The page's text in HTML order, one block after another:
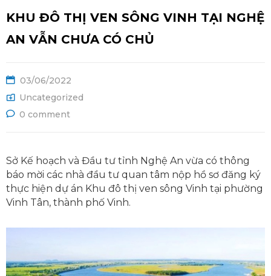
KHU ĐÔ THỊ VEN SÔNG VINH TẠI NGHỆ
AN VẪN CHƯA CÓ CHỦ
03/06/2022
Uncategorized
0 comment
Sở Kế hoạch và Đầu tư tỉnh Nghệ An vừa có thông
báo mời các nhà đầu tư quan tâm nộp hồ sơ đăng ký
thực hiện dự án Khu đô thị ven sông Vinh tại phường
Vinh Tân, thành phố Vinh.